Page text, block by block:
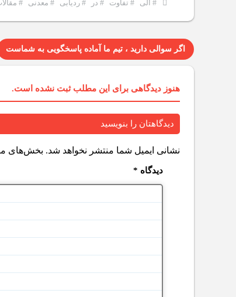
# آلی # تفاوت # در # ردیابی # معدنی #
اگر سوالی دارید ، تیم ما آماده پاسخگویی به شماست
هنوز دیدگاهی برای این مطلب ثبت نشده است.
دیدگاهتان را بنویسید
نشانی ایمیل شما منتشر نخواهد شد. بخش‌های
دیدگاه *